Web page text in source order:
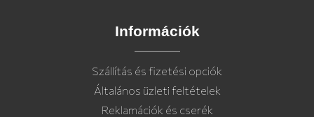
Információk
Szállítás és fizetési opciók
Általános üzleti feltételek
Reklamációk és cserék